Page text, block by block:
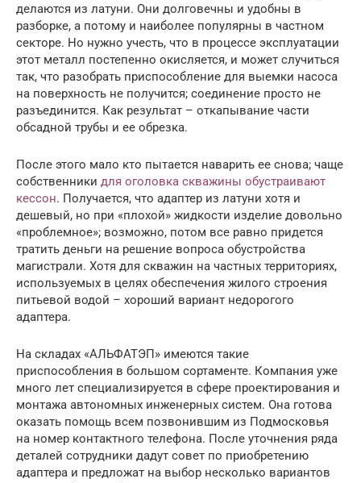
делаются из латуни. Они долговечны и удобны в
разборке, а потому и наиболее популярны в частном
секторе. Но нужно учесть, что в процессе эксплуатации
этот металл постепенно окисляется, и может случиться
так, что разобрать приспособление для выемки насоса
на поверхность не получится; соединение просто не
разъединится. Как результат – откапывание части
обсадной трубы и ее обрезка.
После этого мало кто пытается наварить ее снова; чаще
собственники для оголовка скважины обустраивают
кессон. Получается, что адаптер из латуни хотя и
дешевый, но при «плохой» жидкости изделие довольно
«проблемное»; возможно, потом все равно придется
тратить деньги на решение вопроса обустройства
магистрали. Хотя для скважин на частных территориях,
используемых в целях обеспечения жилого строения
питьевой водой – хороший вариант недорогого
адаптера.
На складах «АЛЬФАТЭП» имеются такие
приспособления в большом сортаменте. Компания уже
много лет специализируется в сфере проектирования и
монтажа автономных инженерных систем. Она готова
оказать помощь всем позвонившим из Подмосковья
на номер контактного телефона. После уточнения ряда
деталей сотрудники дадут совет по приобретению
адаптера и предложат на выбор несколько вариантов